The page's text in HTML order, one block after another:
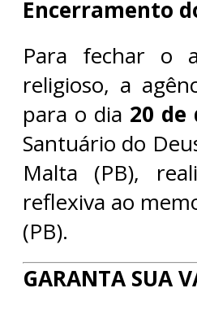
Encerramento
Para fechar o
religioso, a
para o dia 20 de
Santuário do
Malta (PB),
reflexiva ao
(PB).
GARANTA SUA